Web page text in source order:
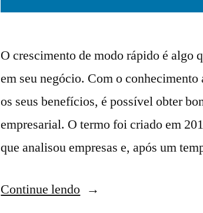
O crescimento de modo rápido é algo
em seu negócio. Com o
os seus benefícios, é possível obter
empresarial. O termo foi criado em
que analisou empresas e, após um
Continue lendo